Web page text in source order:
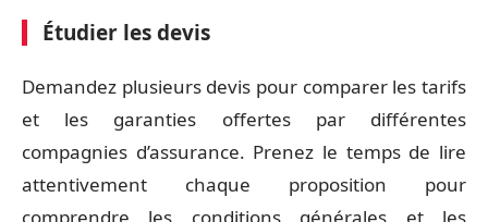
Étudier les devis
Demandez plusieurs devis pour comparer les tarifs
et les garanties offertes par différentes
compagnies d’assurance. Prenez le temps de lire
attentivement chaque proposition pour
comprendre les conditions générales et les